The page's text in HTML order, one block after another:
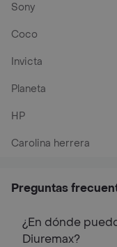
Sony
Coco
Invicta
Planeta
HP
Carolina herrera
Preguntas
¿En dónde
Diuremax?